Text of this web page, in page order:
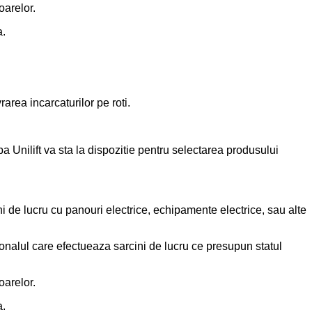
incarcaturilor pe roti.
Unilift va sta la dispozitie pentru selectarea produsului
lucru cu panouri electrice, echipamente electrice, sau alte
care efectueaza sarcini de lucru ce presupun statul